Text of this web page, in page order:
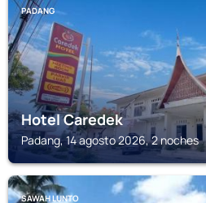
PADANG
Hotel Caredek
Padang, 14 agosto 2026, 2 noches
SAWAH LUNTO